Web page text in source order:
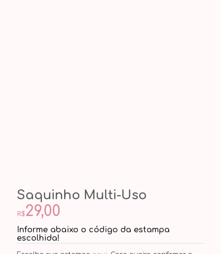
Saquinho Multi-Uso
R$ 29,00
Informe abaixo o código da estampa
escolhida!